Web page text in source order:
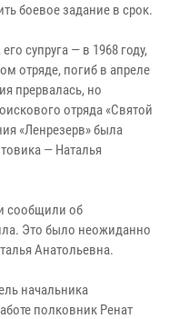
боевое задание в срок.
супруга — в 1968 году,
отряде, погиб в апреле
прервалась, но
отряда «Святой
«Ленрезерв» была
— Наталья
сообщили об
Это было неожиданно
Анатольевна.
начальника
полковник Ренат